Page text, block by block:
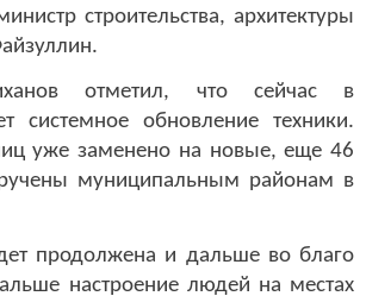
строительства, архитектуры
отметил, что сейчас в
системное обновление техники.
уже заменено на новые, еще 46
муниципальным районам в
продолжена и дальше во благо
настроение людей на местах